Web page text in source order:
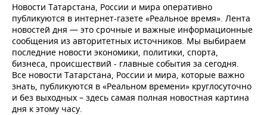
Новости Татарстана, России и мира оперативно
публикуются в интернет-газете «Реальное время». Лента
новостей дня — это срочные и важные информационные
сообщения из авторитетных источников. Мы выбираем
последние новости экономики, политики, спорта,
бизнеса, происшествий - главные события за сегодня.
Все новости Татарстана, России и мира, которые важно
знать, публикуются в «Реальном времени» круглосуточно
и без выходных – здесь самая полная новостная картина
дня к этому часу.